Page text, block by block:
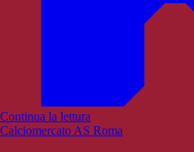
Continua la lettura
Calciomercato AS Roma